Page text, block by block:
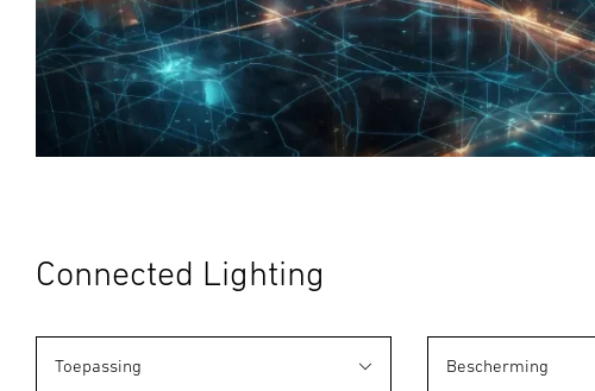
Connected Lighting
Toepassing Bescherming